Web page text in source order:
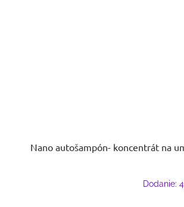
Nano autošampón- koncentrát na
Dodanie: